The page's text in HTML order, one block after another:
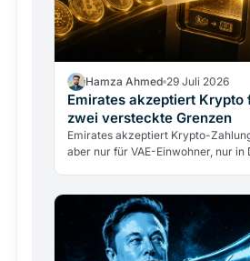
Hamza Ahmed 29 Juli 2026
Emirates akzeptiert Krypto
zwei versteckte Grenzen
Emirates akzeptiert Krypto-
aber nur für VAE-Einwohner, nur in